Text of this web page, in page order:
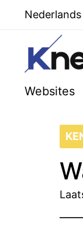
Nederlands
Websites